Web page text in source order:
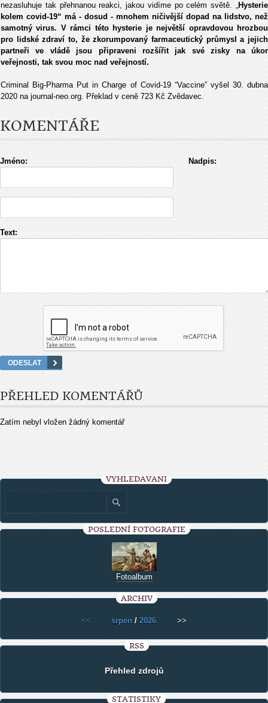
nezasluhuje tak přehnanou reakci, jakou vidíme po celém světě. „Hysterie
kolem covid-19“ má - dosud - mnohem ničivější dopad na lidstvo, než
samotný virus. V rámci této hysterie je největší opravdovou hrozbou
pro lidské zdraví to, že zkorumpovaný farmaceutický průmysl a jejich
partneři ve vládě jsou připraveni rozšířit jak své zisky na úkor
veřejnosti, tak svou moc nad veřejností.
Criminal Big-Pharma Put in Charge of Covid-19 “Vaccine” vyšel 30. dubna
2020 na journal-neo.org. Překlad v ceně 723 Kč Zvědavec.
KOMENTÁŘE
Jméno: Nadpis:
Text:
PŘEHLED KOMENTÁŘŮ
Zatím nebyl vložen žádný komentář
VYHLEDÁVÁNÍ
POSLEDNÍ FOTOGRAFIE
Fotoalbum
ARCHIV
<< srpen / 2026 >>
RSS
Přehled zdrojů
STATISTIKY